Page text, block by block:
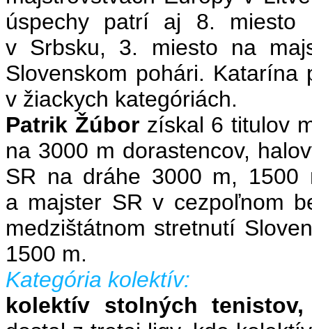
úspechy patrí aj 8. miesto
v Srbsku, 3. miesto na
Slovenskom pohári. Katarína
v žiackych kategóriách.
Patrik Žúbor získal 6 titulov
na 3000 m dorastencov,
SR na dráhe 3000 m, 1500
a majster SR v cezpoľnom
medzištátnom stretnutí
1500 m.
Kategória kolektív:
kolektív stolných